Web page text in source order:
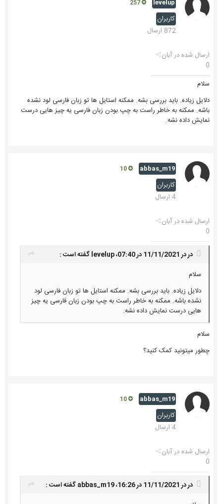
levelup
کاربران
872 ارسال
ارسال شده درآبان
0
سلام
دلایل زیاده. باید بررسی بشه. ممکنه استایل ها تو زبان فارسی لود نشده
باشه. ممکنه به خاطر راست به چپ بودن زبان فارسی یه چیز هایی درست
نمایش داده نشه.
abbas_m19
کاربران
4 ارسال
ارسال شده درآبان
0
در در 11/11/2021 در 07:40، levelupگفته است :
سلام
دلایل زیاده. باید بررسی بشه. ممکنه استایل ها تو زبان فارسی لود
نشده باشه. ممکنه به خاطر راست به چپ بودن زبان فارسی یه چیز
هایی درست نمایش داده نشه.
سلام
چطور میتونید کمک کنید؟
abbas_m19
کاربران
4 ارسال
ارسال شده درآبان
0
در در 11/11/2021 در 16:26، abbas_m19گفته است :